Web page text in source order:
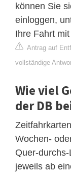
können Sie
einloggen,
Ihre Fahrt
Antrag auf
vollständige
Wie viel
der DB
Wochen-
Quer-
jeweils ab